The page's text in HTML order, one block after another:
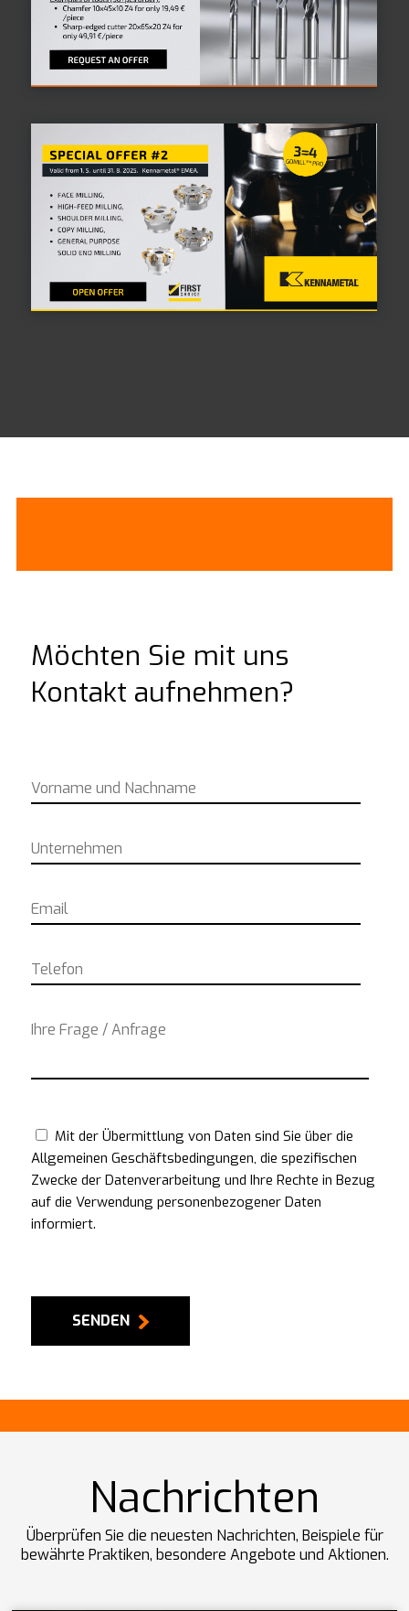
Möchten Sie mit uns
Kontakt aufnehmen?
Mit der Übermittlung von Daten sind Sie über die
Allgemeinen Geschäftsbedingungen, die spezifischen
Zwecke der Datenverarbeitung und Ihre Rechte in Bezug
auf die Verwendung personenbezogener Daten
informiert.
SENDEN
Nachrichten
Überprüfen Sie die neuesten Nachrichten, Beispiele für
bewährte Praktiken, besondere Angebote und Aktionen.